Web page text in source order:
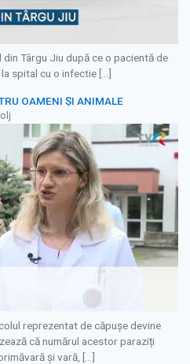
Târgu Jiu după ce o pacientă de
spital cu o infectie […]
OAMENI ȘI ANIMALE
reprezentat de căpușe devine
că numărul acestor paraziți
și vară, […]